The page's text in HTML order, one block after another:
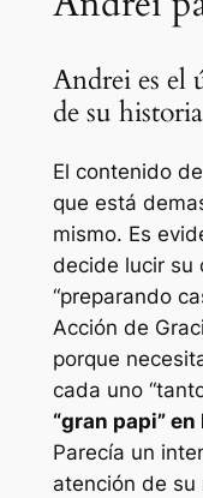
Andrei es el
de su historia
El contenido
que está
mismo. Es
decide lucir su
“preparando
Acción de
porque
cada uno
“gran papi”
Parecía un
atención de su